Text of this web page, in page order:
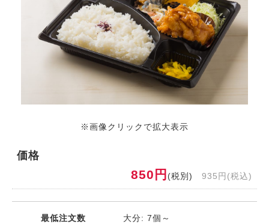
※画像クリックで拡大表示
価格
850円 (税別) 935円(税込)
最低注文数 大分: 7個～